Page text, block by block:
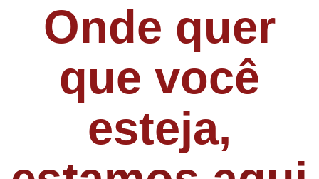
Onde quer
que você
esteja,